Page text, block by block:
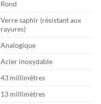
Rond
Verre saphir (résistant aux
rayures)
Analogique
Acier inoxydable
43 millimètres
13 millimètres